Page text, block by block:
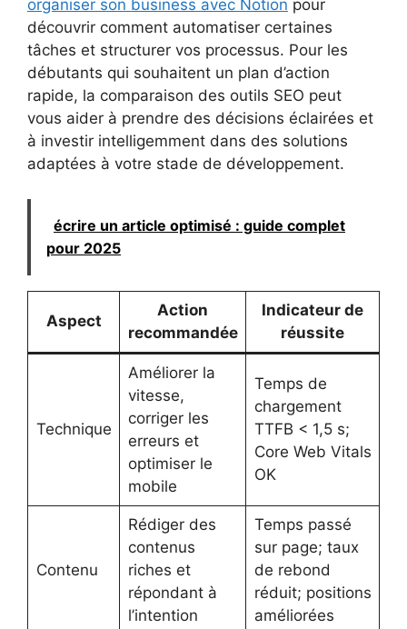
organiser son business avec Notion pour
découvrir comment automatiser certaines
tâches et structurer vos processus. Pour les
débutants qui souhaitent un plan d’action
rapide, la comparaison des outils SEO peut
vous aider à prendre des décisions éclairées et
à investir intelligemment dans des solutions
adaptées à votre stade de développement.
écrire un article optimisé : guide complet
pour 2025
Aspect
Action
recommandée
Indicateur de
réussite
Technique
Améliorer la
vitesse,
corriger les
erreurs et
optimiser le
mobile
Temps de
chargement
TTFB < 1,5 s;
Core Web Vitals
OK
Contenu
Rédiger des
contenus
riches et
répondant à
l’intention
Temps passé
sur page; taux
de rebond
réduit; positions
améliorées